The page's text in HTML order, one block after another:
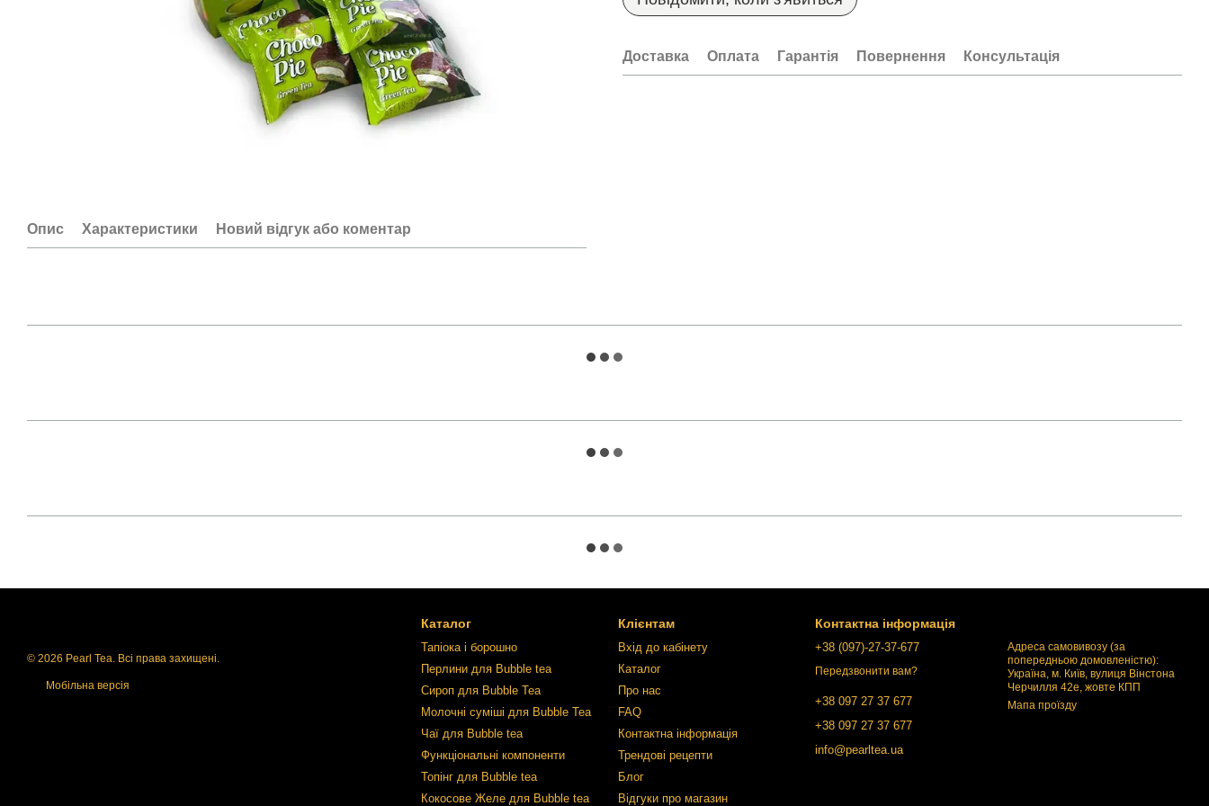
Опис Характеристики Новий відгук або коментар
Доставка Оплата Гарантія Повернення Консультація
© 2026 Pearl Tea. Всі права захищені.
Мобільна версія
Каталог
Тапіока і борошно
Перлини для Bubble tea
Сироп для Bubble Tea
Молочні суміші для Bubble Tea
Чаї для Bubble tea
Функціональні компоненти
Топінг для Bubble tea
Кокосове Желе для Bubble tea
Клієнтам
Вхід до кабінету
Каталог
Про нас
FAQ
Контактна інформація
Трендові рецепти
Блог
Відгуки про магазин
Контактна інформація
+38 (097)-27-37-677
Передзвонити вам?
+38 097 27 37 677
+38 097 27 37 677
info@pearltea.ua
Адреса самовивозу (за
попередньою домовленістю):
Україна, м. Київ, вулиця Вінстона
Черчилля 42е, жовте КПП
Мапа проїзду